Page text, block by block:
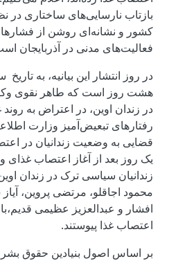
بازتاب نارسایی‌های ساختاری در
کشور و نشانه‌ای روشن از
فعالیت‌های مدنی در آذربایجان
هشت روز است که طاهر نقوی
در زندان اوین، در اعتراض به روند
رفتارهای تبعیض‌آمیز وزارت
قضایی به وضعیت زندانیان در
یک روز بعد از آغاز اعتصاب غذای
زندانیان سیاسی ترک در زندان
محمود اجاقلو، مرتضی پروین،
افشار و عبدالعزیز عظیمی قدیم،با
اعتصاب غذا پیوستند.
بر اساس اصول بنیادین حقوق بشر